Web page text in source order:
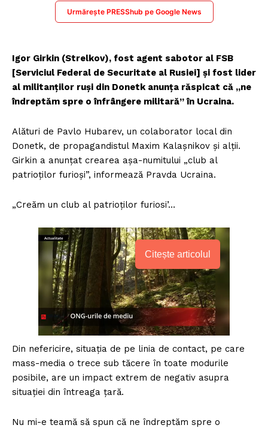
Urmărește PRESShub pe Google News
Igor Girkin (Strelkov), fost agent sabotor al FSB
[Serviciul Federal de Securitate al Rusiei] şi fost lider
al militanţilor ruşi din Donetk anunţa răspicat că „ne
îndreptăm spre o înfrângere militară” în Ucraina.
Alături de Pavlo Hubarev, un colaborator local din
Donetk, de propagandistul Maxim Kalaşnikov şi alţii.
Girkin a anunţat crearea aşa-numitului „club al
patrioţilor furioşi”, informează Pravda Ucraina.
„Creăm un club al patrioţilor furiosi’…
Citește articolul
Din nefericire, situaţia de pe linia de contact, pe care
mass-media o trece sub tăcere în toate modurile
posibile, are un impact extrem de negativ asupra
situaţiei din întreaga ţară.
Nu mi-e teamă să spun că ne îndreptăm spre o